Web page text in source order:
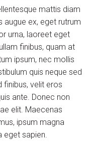
mattis diam
augue ex, eget rutrum
urna, laoreet eget
finibus, quam at
ipsum, nec mollis
quis neque sed
finibus, velit eros
ante. Donec non
elit. Maecenas
ipsum magna
eget sapien.